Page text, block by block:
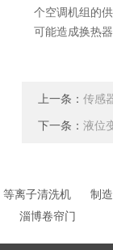
个空调机组的
可能造成换热
上一条： 传感
下一条： 液位
等离子清洗机
制
淄博卷帘门